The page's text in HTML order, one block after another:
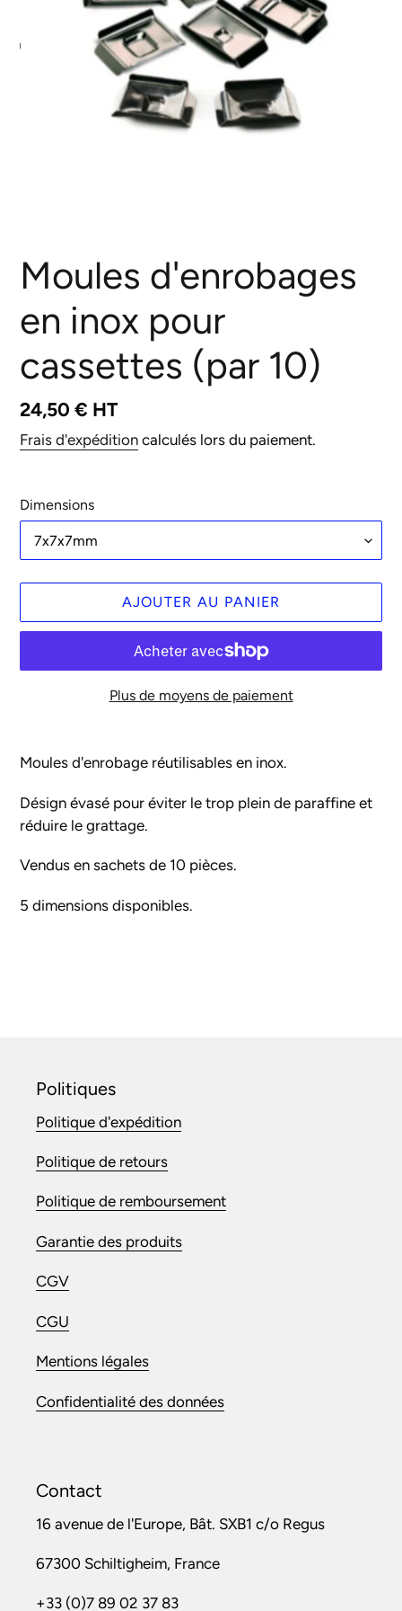
Moules d'enrobages
en inox pour
cassettes (par 10)
Prix
normal
24,50 € HT
Frais d'expédition calculés lors du paiement.
Dimensions
AJOUTER AU PANIER
Plus de moyens de paiement
d'un
à
votre
Moules d'enrobage réutilisables en inox.
Désign évasé pour éviter le trop plein de paraffine et
réduire le grattage.
Vendus en sachets de 10 pièces.
5 dimensions disponibles.
Politiques
Politique d'expédition
Politique de retours
Politique de remboursement
Garantie des produits
CGV
CGU
Mentions légales
Confidentialité des données
Contact
16 avenue de l'Europe, Bât. SXB1 c/o Regus
67300 Schiltigheim, France
+33 (0)7 89 02 37 83